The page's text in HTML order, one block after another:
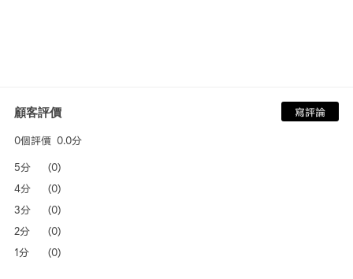
顧客評價
0個評價 0.0分
寫評論
5分
(0)
4分
(0)
3分
(0)
2分
(0)
1分
(0)